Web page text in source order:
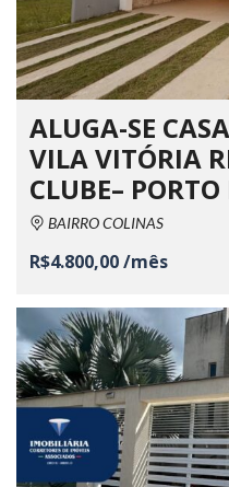
ALUGA-SE
VILA VITÓRIA
CLUBE– PORTO
BAIRRO COLINAS
R$4.800,00 /mês